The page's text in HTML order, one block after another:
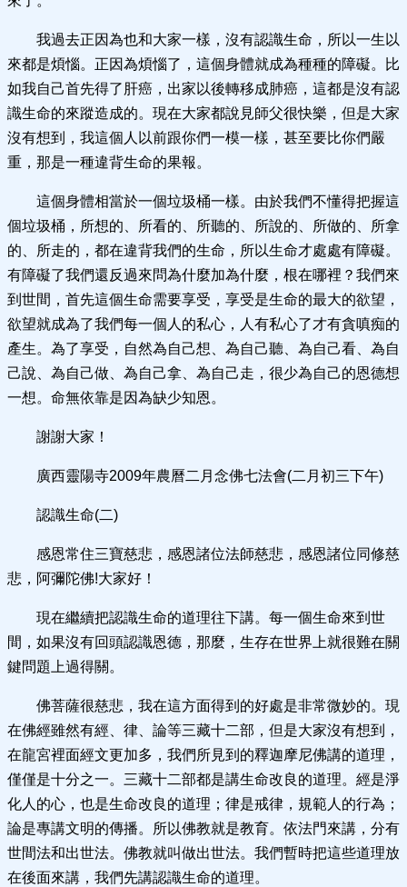
我過去正因為也和大家一樣，沒有認識生命，所以一生以
來都是煩惱。正因為煩惱了，這個身體就成為種種的障礙。比
如我自己首先得了肝癌，出家以後轉移成肺癌，這都是沒有認
識生命的來蹤造成的。現在大家都說見師父很快樂，但是大家
沒有想到，我這個人以前跟你們一模一樣，甚至要比你們嚴
重，那是一種違背生命的果報。
這個身體相當於一個垃圾桶一樣。由於我們不懂得把握這
個垃圾桶，所想的、所看的、所聽的、所說的、所做的、所拿
的、所走的，都在違背我們的生命，所以生命才處處有障礙。
有障礙了我們還反過來問為什麼加為什麼，根在哪裡？我們來
到世間，首先這個生命需要享受，享受是生命的最大的欲望，
欲望就成為了我們每一個人的私心，人有私心了才有貪嗔痴的
產生。為了享受，自然為自己想、為自己聽、為自己看、為自
己說、為自己做、為自己拿、為自己走，很少為自己的恩德想
一想。命無依靠是因為缺少知恩。
謝謝大家！
廣西靈陽寺2009年農曆二月念佛七法會(二月初三下午)
認識生命(二)
感恩常住三寶慈悲，感恩諸位法師慈悲，感恩諸位同修慈
悲，阿彌陀佛!大家好！
現在繼續把認識生命的道理往下講。每一個生命來到世
間，如果沒有回頭認識恩德，那麼，生存在世界上就很難在關
鍵問題上過得關。
佛菩薩很慈悲，我在這方面得到的好處是非常微妙的。現
在佛經雖然有經、律、論等三藏十二部，但是大家沒有想到，
在龍宮裡面經文更加多，我們所見到的釋迦摩尼佛講的道理，
僅僅是十分之一。三藏十二部都是講生命改良的道理。經是淨
化人的心，也是生命改良的道理；律是戒律，規範人的行為；
論是專講文明的傳播。所以佛教就是教育。依法門來講，分有
世間法和出世法。佛教就叫做出世法。我們暫時把這些道理放
在後面來講，我們先講認識生命的道理。